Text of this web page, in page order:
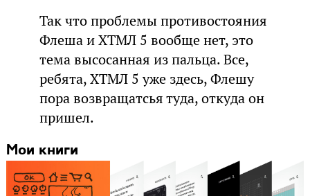
Так что проблемы противостояния
Флеша и ХТМЛ 5 вообще нет, это
тема высосанная из пальца. Все,
ребята, ХТМЛ 5 уже здесь, Флешу
пора возвращатсья туда, откуда он
пришел.
Мои книги